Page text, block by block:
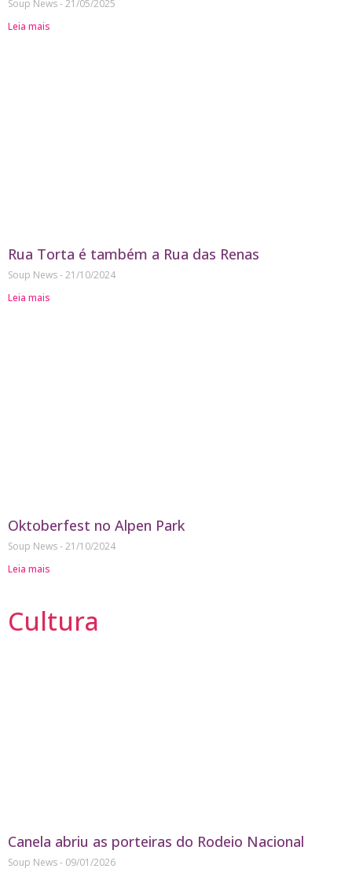
Soup News 21/05/2025
Leia mais
Rua Torta é também a Rua das Renas
Soup News 21/10/2024
Leia mais
Oktoberfest no Alpen Park
Soup News 21/10/2024
Leia mais
Cultura
Canela abriu as porteiras do Rodeio Nacional
Soup News
09/01/2026